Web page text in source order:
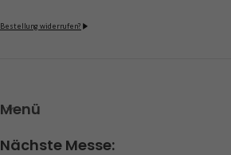
Bestellung widerrufen?
Menü
Nächste Messe: